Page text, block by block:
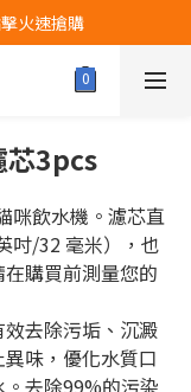
火速搶購
火速搶購
按下搶購
火速搶購
芯3pcs
咪飲水機。濾芯直
吋/32 毫米），也
購買前測量您的
去除污垢、沉澱
味，優化水質口
去除99%的污染